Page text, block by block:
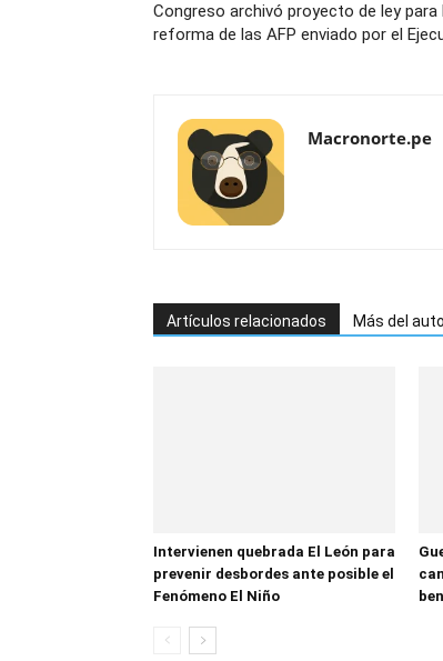
Congreso archivó proyecto de ley para
reforma de las AFP enviado por el
Macronorte.pe
Artículos relacionados Más del
Intervienen quebrada El León para
prevenir desbordes ante posible el
Fenómeno El Niño